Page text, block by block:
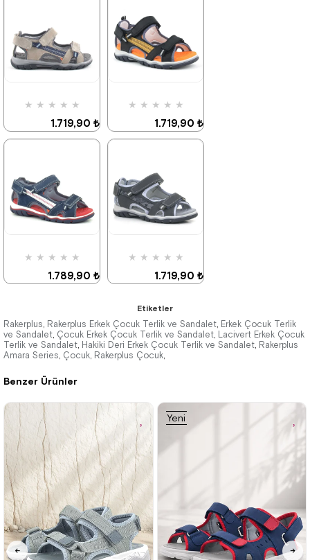
Benzer Ürünler
Yeni
2.949,90 ₺
%42İndirim
★ ★ ★ ★ ★
1.719,90 ₺
2.949,90 ₺
%42İndirim
★ ★ ★ ★ ★
1.719,90 ₺
2.949,90 ₺
%42İndirim
★ ★ ★ ★ ★
1.789,90 ₺
%42İndirim
Ücretsiz
Kargo
Son 1
★ ★ ★ ★ ★
1.719,90 ₺
%42İndirim
%25 İndirim | Sepette
Etiketler
Rakerplus, Rakerplus Erkek Çocuk Terlik ve Sandalet, Erkek Çocuk Terlik
ve Sandalet, Çocuk Erkek Çocuk Terlik ve Sandalet, Lacivert Erkek Çocuk
Terlik ve Sandalet, Hakiki Deri Erkek Çocuk Terlik ve Sandalet, Rakerplus
Amara Series, Çocuk, Rakerplus Çocuk,